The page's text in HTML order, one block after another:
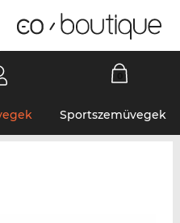
Sportszemüvegek